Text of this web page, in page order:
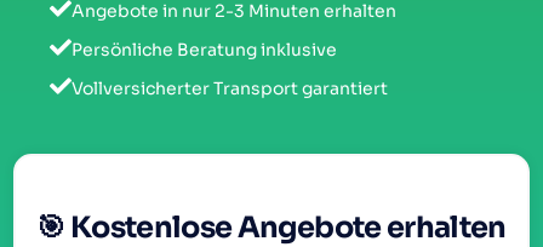
Angebote in nur 2-3 Minuten erhalten
Persönliche Beratung inklusive
Vollversicherter Transport garantiert
🎯 Kostenlose Angebote erhalten